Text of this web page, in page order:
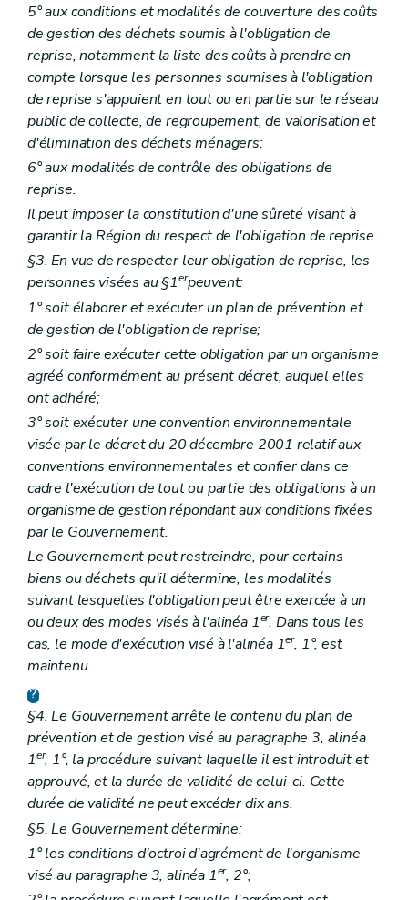
5° aux conditions et modalités de couverture des coûts
de gestion des déchets soumis à l'obligation de
reprise, notamment la liste des coûts à prendre en
compte lorsque les personnes soumises à l'obligation
de reprise s'appuient en tout ou en partie sur le réseau
public de collecte, de regroupement, de valorisation et
d'élimination des déchets ménagers;
6° aux modalités de contrôle des obligations de
reprise.
Il peut imposer la constitution d'une sûreté visant à
garantir la Région du respect de l'obligation de reprise.
§3. En vue de respecter leur obligation de reprise, les
personnes visées au §1erpeuvent:
1° soit élaborer et exécuter un plan de prévention et
de gestion de l'obligation de reprise;
2° soit faire exécuter cette obligation par un organisme
agréé conformément au présent décret, auquel elles
ont adhéré;
3° soit exécuter une convention environnementale
visée par le décret du 20 décembre 2001 relatif aux
conventions environnementales et confier dans ce
cadre l'exécution de tout ou partie des obligations à un
organisme de gestion répondant aux conditions fixées
par le Gouvernement.
Le Gouvernement peut restreindre, pour certains
biens ou déchets qu'il détermine, les modalités
suivant lesquelles l'obligation peut être exercée à un
ou deux des modes visés à l'alinéa 1er. Dans tous les
cas, le mode d'exécution visé à l'alinéa 1er, 1°, est
maintenu.
§4. Le Gouvernement arrête le contenu du plan de
prévention et de gestion visé au paragraphe 3, alinéa
1er, 1°, la procédure suivant laquelle il est introduit et
approuvé, et la durée de validité de celui-ci. Cette
durée de validité ne peut excéder dix ans.
§5. Le Gouvernement détermine:
1° les conditions d'octroi d'agrément de l'organisme
visé au paragraphe 3, alinéa 1er, 2°;